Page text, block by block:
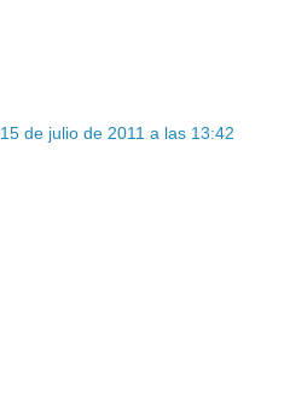
15 de julio de 2011 a las 13:42